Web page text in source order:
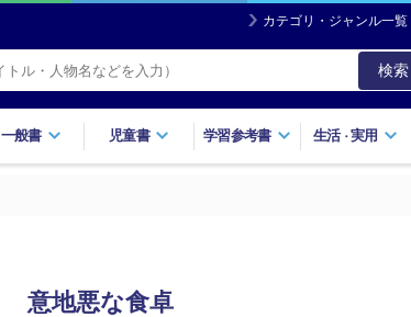
カテゴリ・ジャンル一覧
検索
一般書 児童書 学習参考書 生活・実用
意地悪な食卓